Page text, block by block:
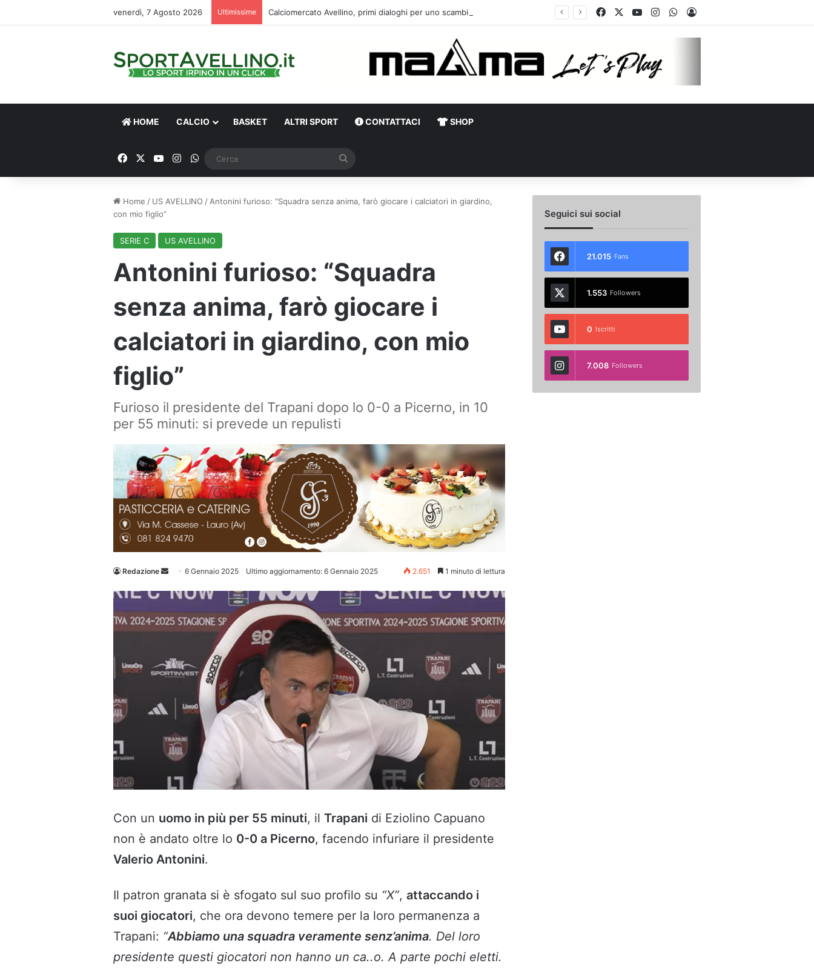
venerdì, 7 Agosto 2026 Ultimissime FacebookYou TubeInstagramWhatsApp
Accedi
HOME CALCIO BASKET ALTRI SPORT CONTATTACI SHOP
FacebookYou TubeInstagram
WhatsApp
Home / US AVELLINO / Antonini furioso: “Squadra senza anima, farò giocare i calciatori in giardino,
con mio figlio”
SERIE C US AVELLINO
Antonini furioso: “Squadra
senza anima, farò giocare i
calciatori in giardino, con mio
figlio”
Furioso il presidente del Trapani dopo lo 0-0 a Picerno, in 10
per 55 minuti: si prevede un repulisti
Redazione
Invia 6 Gennaio 2025 Ultimo aggiornamento: 6 Gennaio 2025 2.651 1 minuto di lettura
Con un uomo in più per 55 minuti, il Trapani di Eziolino Capuano
non è andato oltre lo 0-0 a Picerno, facendo infuriare il presidente
Valerio Antonini.
Il patron granata si è sfogato sul suo profilo su “X”, attaccando i
suoi giocatori, che ora devono temere per la loro permanenza a
Trapani: “Abbiamo una squadra veramente senz’anima. Del loro
presidente questi giocatori non hanno un ca..o. A parte pochi eletti.
Seguici sui social
21.015 Fans
1.553 Followers
0 Iscritti
7.008 Followers